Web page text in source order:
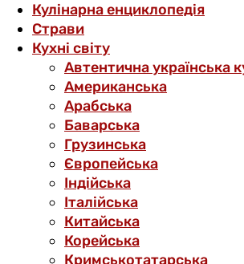
Кулінарна енциклопедія
Страви
Кухні світу
Автентична українська
Американська
Арабська
Баварська
Грузинська
Європейська
Індійська
Італійська
Китайська
Корейська
Кримськотатарська